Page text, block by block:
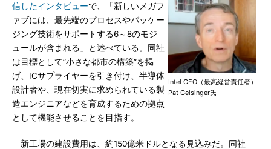
Intel CEO（最高経営責任者）
Pat Gelsinger氏
信したインタビューで、「新しいメガフ
ァブには、最先端のプロセスやパッケー
ジング技術をサポートする6～8のモジ
ュールが含まれる」と述べている。同社
は目標として”小さな都市の構築”を掲
げ、ICサプライヤーを引き付け、半導体
設計者や、現在切実に求められている製
造エンジニアなどを育成するための拠点
として機能させることを目指す。
新工場の建設費用は、約150億米ドルとなる見込みだ。同社